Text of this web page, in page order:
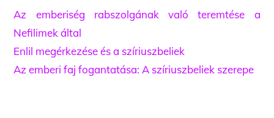
Az emberiség rabszolgának való teremtése a
Nefilimek által
Enlil megérkezése és a szíriuszbeliek
Az emberi faj fogantatása: A szíriuszbeliek szerepe